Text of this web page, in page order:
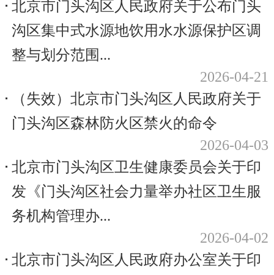
北京市门头沟区人民政府关于公布门头
沟区集中式水源地饮用水水源保护区调
整与划分范围...
2026-04-21
（失效）北京市门头沟区人民政府关于
门头沟区森林防火区禁火的命令
2026-04-03
北京市门头沟区卫生健康委员会关于印
发《门头沟区社会力量举办社区卫生服
务机构管理办...
2026-04-02
北京市门头沟区人民政府办公室关于印